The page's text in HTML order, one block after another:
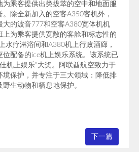
为乘客提供出类拔萃的空中和地面服
除全新加入的空客A350客机外，
大的波音777和空客A380宽体机机
上为乘客提供宽敞的客舱和标志性的
水疗淋浴间和A380机上行政酒廊，
位配备的ice机上娱乐系统。该系统已
机上娱乐”大奖。阿联酋航空致力于
境保护，并专注于三大领域：降低排
生动物和栖息地保护。
下一篇